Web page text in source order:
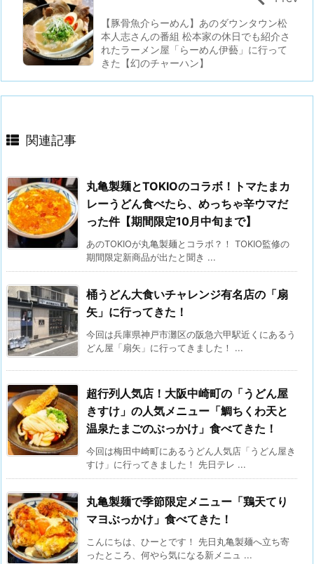
【豚骨魚介らーめん】あのダウンタウン松
本人志さんの番組 松本家の休日でも紹介さ
れたラーメン屋「らーめん伊藝」に行って
きた【幻のチャーハン】
関連記事
丸亀製麺とTOKIOのコラボ！トマたまカ
レーうどん食べたら、めっちゃ辛ウマだ
った件【期間限定10月中旬まで】
あのTOKIOが丸亀製麺とコラボ？！ TOKIO監修の
期間限定新商品が出たと聞き ...
桶うどん大食いチャレンジ有名店の「扇
矢」に行ってきた！
今回は兵庫県神戸市灘区の阪急六甲駅近くにあるう
どん屋「扇矢」に行ってきました！ ...
超行列人気店！大阪中崎町の「うどん屋
きすけ」の人気メニュー「鯛ちくわ天と
温泉たまごのぶっかけ」食べてきた！
今回は梅田中崎町にあるうどん人気店「うどん屋き
すけ」に行ってきました！ 先日テレ ...
丸亀製麺で季節限定メニュー「鶏天てり
マヨぶっかけ」食べてきた！
こんにちは、ひーとです！ 先日丸亀製麺へ立ち寄
ったところ、何やら気になる新メニュ ...